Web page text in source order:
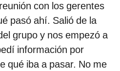
con los gerentes
pasó ahí. Salió de la
grupo y nos empezó a
información por
qué iba a pasar. No me